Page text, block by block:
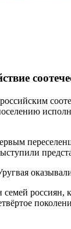
россиян,